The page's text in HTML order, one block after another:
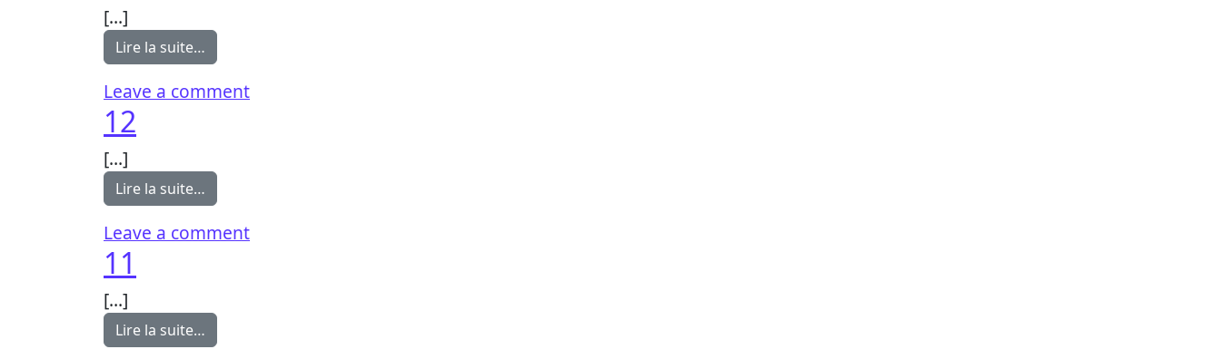
[…]
Lire la suite…
Leave a commenton 13
12
[…]
Lire la suite…
Leave a commenton 12
11
[…]
Lire la suite…